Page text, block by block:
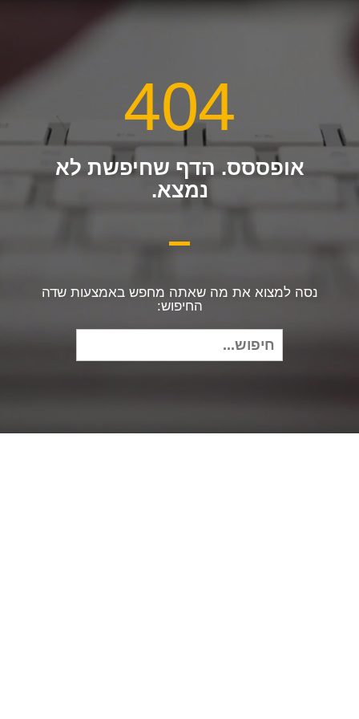
404
אופססס. הדף שחיפשת לא
נמצא.
נסה למצוא את מה שאתה מחפש באמצעות שדה
החיפוש:
חיפוש
עבור: